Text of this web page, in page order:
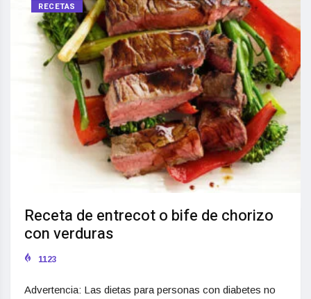
RECETAS
Receta de entrecot o bife de chorizo
con verduras
1123
Advertencia: Las dietas para personas con diabetes no